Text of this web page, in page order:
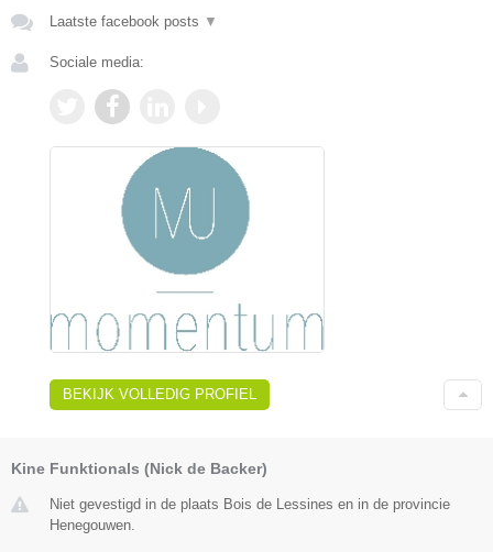
Laatste facebook posts ▼
Sociale media:
BEKIJK VOLLEDIG PROFIEL
Kine Funktionals (Nick de Backer)
Niet gevestigd in de plaats Bois de Lessines en in de provincie
Henegouwen.